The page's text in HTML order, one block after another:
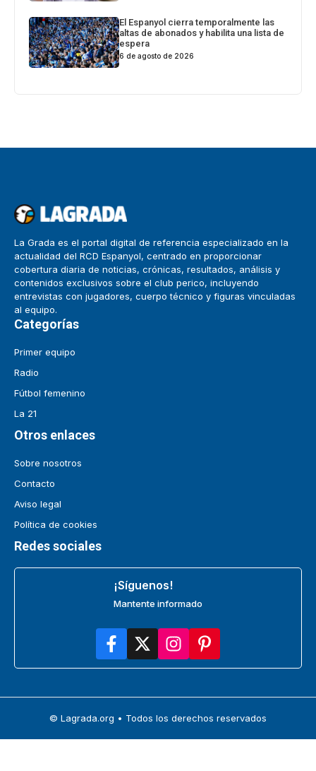
El Espanyol cierra temporalmente las
altas de abonados y habilita una lista de
espera
6 de agosto de 2026
La Grada es el portal digital de referencia especializado en la
actualidad del RCD Espanyol, centrado en proporcionar
cobertura diaria de noticias, crónicas, resultados, análisis y
contenidos exclusivos sobre el club perico, incluyendo
entrevistas con jugadores, cuerpo técnico y figuras vinculadas
al equipo.
Categorías
Primer equipo
Radio
Fútbol femenino
La 21
Otros enlaces
Sobre nosotros
Contacto
Aviso legal
Política de cookies
Redes sociales
¡Síguenos!
Mantente informado
© Lagrada.org • Todos los derechos reservados